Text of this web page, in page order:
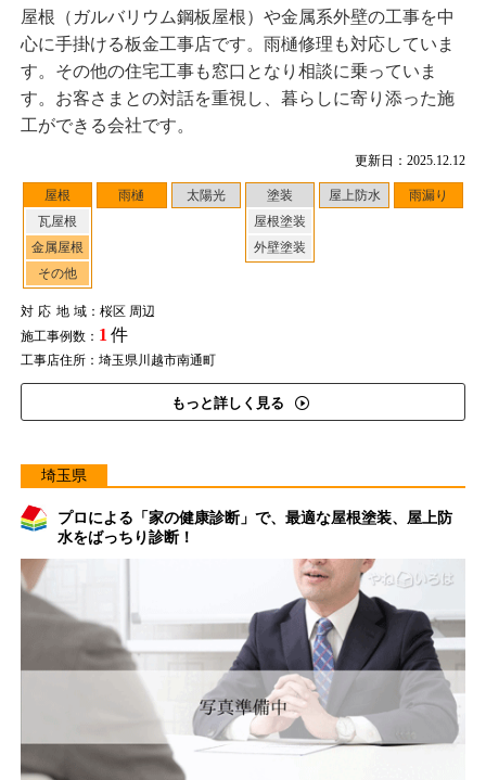
更新日：2025.12.12
屋根
瓦屋根
金属屋根
その他
雨樋 太陽光
塗装
屋根塗装
外壁塗装
屋上防水 雨漏り
対応地域：桜区 周辺
施工事例数： 1 件
工事店住所：埼玉県川越市南通町
もっと詳しく見る
屋根（ガルバリウム鋼板屋根）や金属系外壁の工事を中
心に手掛ける板金工事店です。雨樋修理も対応していま
す。その他の住宅工事も窓口となり相談に乗っていま
す。お客さまとの対話を重視し、暮らしに寄り添った施
工ができる会社です。
埼玉県
プロによる「家の健康診断」で、最適な屋根塗装、屋上防
水をばっちり診断！